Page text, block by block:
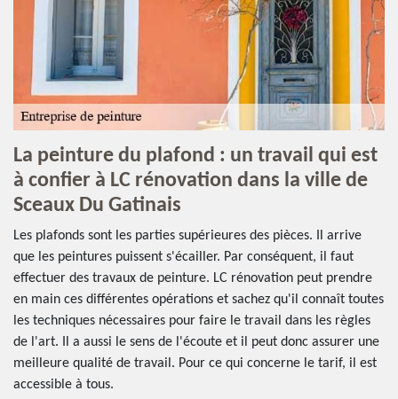
La peinture du plafond : un travail qui est
à confier à LC rénovation dans la ville de
Sceaux Du Gatinais
Les plafonds sont les parties supérieures des pièces. Il arrive
que les peintures puissent s'écailler. Par conséquent, il faut
effectuer des travaux de peinture. LC rénovation peut prendre
en main ces différentes opérations et sachez qu'il connaît toutes
les techniques nécessaires pour faire le travail dans les règles
de l'art. Il a aussi le sens de l'écoute et il peut donc assurer une
meilleure qualité de travail. Pour ce qui concerne le tarif, il est
accessible à tous.